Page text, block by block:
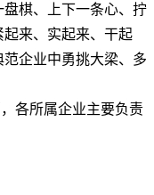
棋、上下一条心、拧
来、实起来、干起
企业中勇挑大梁、多
各所属企业主要负责